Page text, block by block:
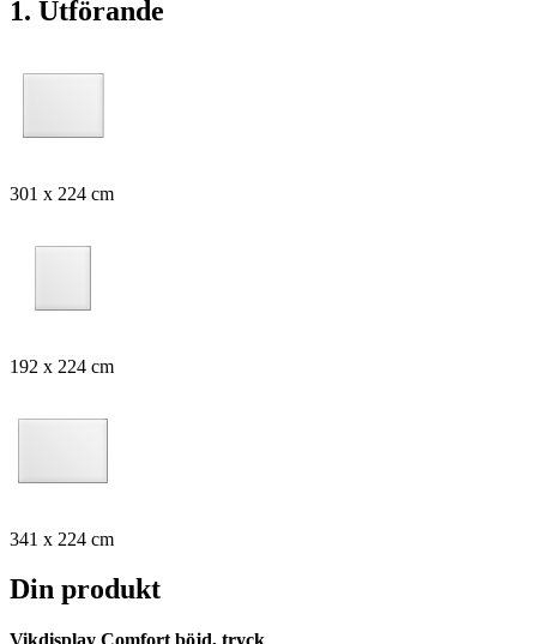
1. Utförande
301 x 224 cm
192 x 224 cm
341 x 224 cm
Din produkt